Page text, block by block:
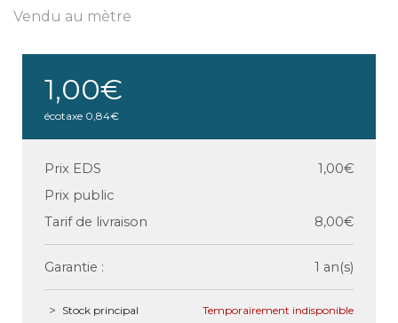
Vendu au mètre
1,00€
écotaxe 0,84€
Prix EDS
1,00€
Prix public
Tarif de livraison
8,00€
Garantie : 1 an(s)
Stock principal Temporairement indisponible